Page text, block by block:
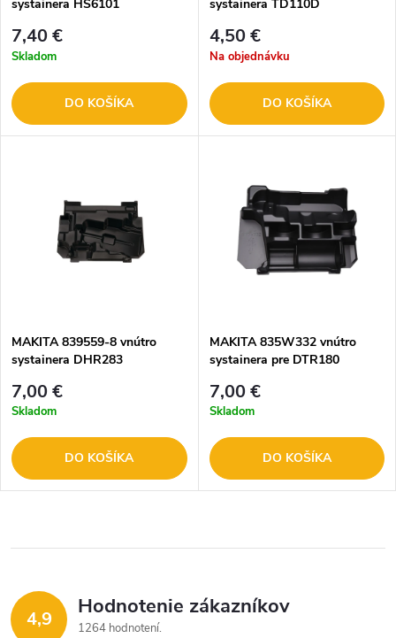
systainera HS6101
7,40 €
Skladom
DO KOŠÍKA
systainera TD110D
4,50 €
Na objednávku
DO KOŠÍKA
MAKITA 839559-8 vnútro
systainera DHR283
7,00 €
Skladom
DO KOŠÍKA
MAKITA 835W332 vnútro
systainera pre DTR180
7,00 €
Skladom
DO KOŠÍKA
4,9 Hodnotenie zákazníkov
1264 hodnotení